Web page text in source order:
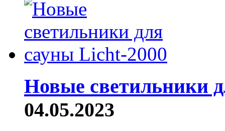
Новые светильники
04.05.2023